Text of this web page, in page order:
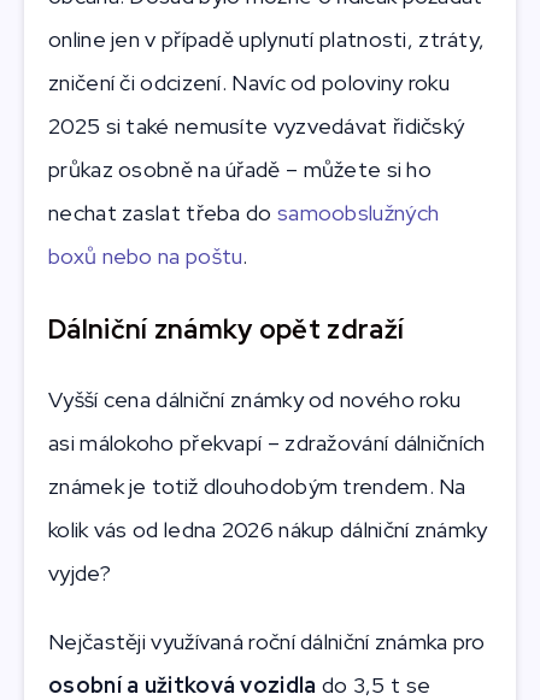
online jen v případě uplynutí platnosti, ztráty,
zničení či odcizení. Navíc od poloviny roku
2025 si také nemusíte vyzvedávat řidičský
průkaz osobně na úřadě – můžete si ho
nechat zaslat třeba do samoobslužných
boxů nebo na poštu.
Dálniční známky opět zdraží
Vyšší cena dálniční známky od nového roku
asi málokoho překvapí – zdražování dálničních
známek je totiž dlouhodobým trendem. Na
kolik vás od ledna 2026 nákup dálniční známky
vyjde?
Nejčastěji využívaná roční dálniční známka pro
osobní a užitková vozidla do 3,5 t se